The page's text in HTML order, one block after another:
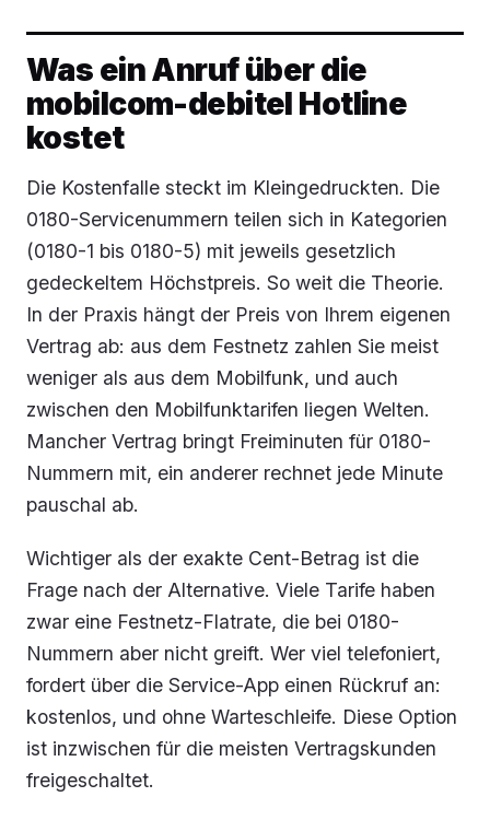
Was ein Anruf über die
mobilcom-debitel Hotline
kostet
Die Kostenfalle steckt im Kleingedruckten. Die
0180-Servicenummern teilen sich in Kategorien
(0180-1 bis 0180-5) mit jeweils gesetzlich
gedeckeltem Höchstpreis. So weit die Theorie.
In der Praxis hängt der Preis von Ihrem eigenen
Vertrag ab: aus dem Festnetz zahlen Sie meist
weniger als aus dem Mobilfunk, und auch
zwischen den Mobilfunktarifen liegen Welten.
Mancher Vertrag bringt Freiminuten für 0180-
Nummern mit, ein anderer rechnet jede Minute
pauschal ab.
Wichtiger als der exakte Cent-Betrag ist die
Frage nach der Alternative. Viele Tarife haben
zwar eine Festnetz-Flatrate, die bei 0180-
Nummern aber nicht greift. Wer viel telefoniert,
fordert über die Service-App einen Rückruf an:
kostenlos, und ohne Warteschleife. Diese Option
ist inzwischen für die meisten Vertragskunden
freigeschaltet.